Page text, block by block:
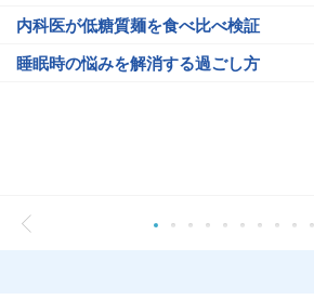
内科医が低糖質麺を食べ比べ検証
睡眠時の悩みを解消する過ごし方